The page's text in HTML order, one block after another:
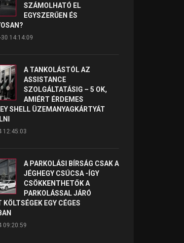
SZÁMOLHATÓ EL
EGYSZERŰEN ÉS
14:14:09
A TANKOLÁSTÓL AZ
ASSISTANCE
SZOLGÁLTATÁSIG – 5 OK,
AMIÉRT ÉRDEMES
SHELL ÜZEMANYAGKÁRTYÁT
12:45:03
A PARKOLÁSI BÍRSÁG CSAK A
JÉGHEGY CSÚCSA -ÍGY
CSÖKKENTHETŐK A
PARKOLÁSSAL JÁRÓ
KÖLTSÉGEK EGY CÉGES
09:20:59